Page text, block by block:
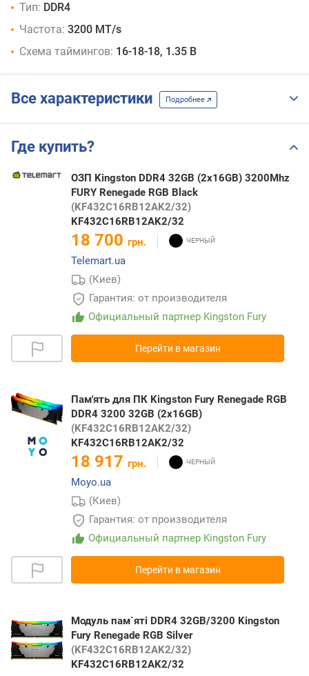
Тип: DDR4
Частота: 3200 MT/s
Схема таймингов: 16-18-18, 1.35 В
Все характеристики Подробнее
Где купить?
ОЗП Kingston DDR4 32GB (2x16GB) 3200Mhz
FURY Renegade RGB Black
(KF432C16RB12AK2/32)
KF432C16RB12AK2/32
18 700 грн.
Telemart.ua
(Киев)
Гарантия: от производителя
Официальный партнер Kingston Fury
Перейти в магазин
Пам'ять для ПК Kingston Fury Renegade RGB
DDR4 3200 32GB (2x16GB)
(KF432C16RB12AK2/32)
KF432C16RB12AK2/32
18 917 грн.
Moyo.ua
(Киев)
Гарантия: от производителя
Официальный партнер Kingston Fury
Перейти в магазин
Модуль пам`ятi DDR4 32GB/3200 Kingston
Fury Renegade RGB Silver
(KF432C16RB12AK2/32)
KF432C16RB12AK2/32